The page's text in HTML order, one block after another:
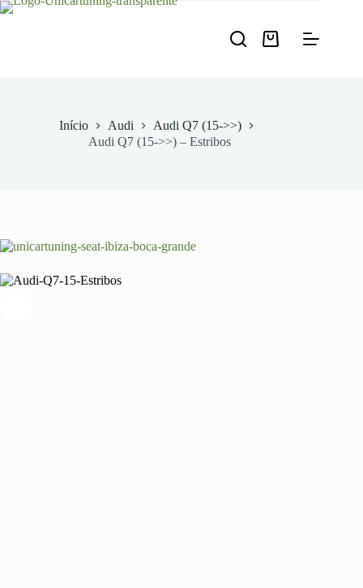
Pular
Carrinho
Início Audi
Audi Q7 (15->>)
Audi Q7 (15->>) – Estribos